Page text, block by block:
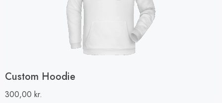
Custom Hoodie
300,00 kr.